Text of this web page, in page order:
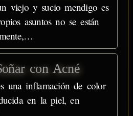
viejo y sucio mendigo es
asuntos no se están
con Acné
una inflamación de color
en la piel, en